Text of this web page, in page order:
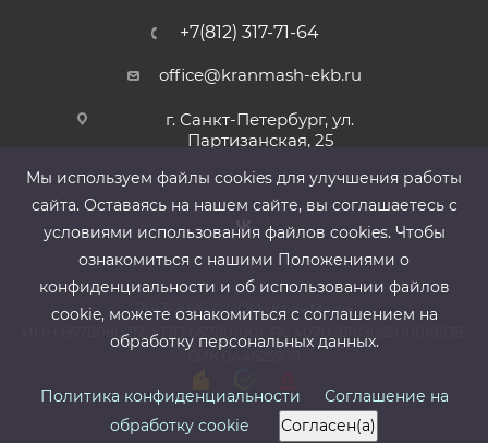
+7(812) 317-71-64
office@kranmash-ekb.ru
г. Санкт-Петербург, ул.
Партизанская, 25
2013-2026 ©ООО «КранМаш»
ИНН 6678080212, КПП 667801001 ,Р/с 40702810302500019939,
БИК 044525999
Мы используем файлы cооkies для улучшения работы
сайта. Оставаясь на нашем сайте, вы соглашаетесь с
условиями использования файлов cооkies. Чтобы
ознакомиться с нашими Положениями о
конфиденциальности и об использовании файлов
cookie, можете ознакомиться с соглашением на
обработку персональных данных.
Политика конфиденциальности
Соглашение на
обработку cookie
Согласен(а)